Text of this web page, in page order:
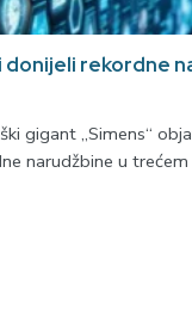
rekordne
gigant „Simens“
narudžbine u